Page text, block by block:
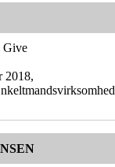
Give
2018,